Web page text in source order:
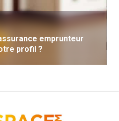
emprunteur
profil ?